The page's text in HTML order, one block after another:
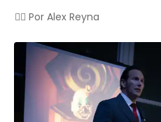
✍🏻 Por Alex Reyna